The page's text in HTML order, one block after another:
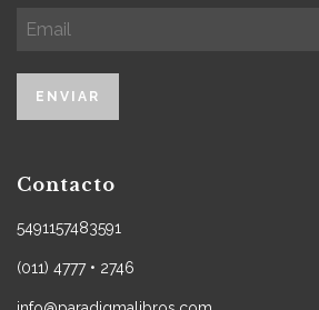
Contacto
5491157483591
(011) 4777 • 2746